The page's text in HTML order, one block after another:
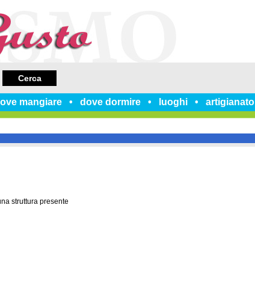
mangiare dove dormire luoghi artigianato
Cerca
struttura presente